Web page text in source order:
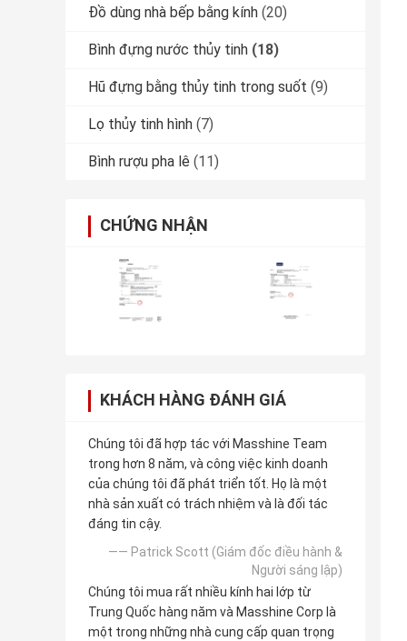
Đồ dùng nhà bếp bằng kính (20)
Bình đựng nước thủy tinh (18)
Hũ đựng bằng thủy tinh trong suốt (9)
Lọ thủy tinh hình (7)
Bình rượu pha lê (11)
CHỨNG NHẬN
KHÁCH HÀNG ĐÁNH GIÁ
Chúng tôi đã hợp tác với Masshine Team
trong hơn 8 năm, và công việc kinh doanh
của chúng tôi đã phát triển tốt. Họ là một
nhà sản xuất có trách nhiệm và là đối tác
đáng tin cậy.
—— Patrick Scott (Giám đốc điều hành &
Người sáng lập)
Chúng tôi mua rất nhiều kính hai lớp từ
Trung Quốc hàng năm và Masshine Corp là
một trong những nhà cung cấp quan trọng